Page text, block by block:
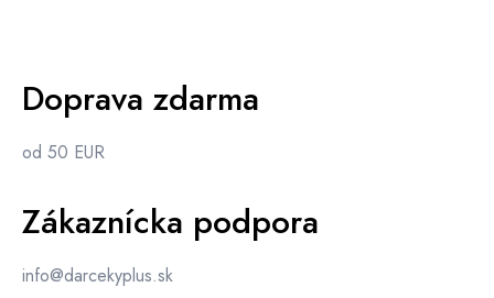
Doprava zdarma
od 50 EUR
Zákaznícka podpora
info@darcekyplus.sk